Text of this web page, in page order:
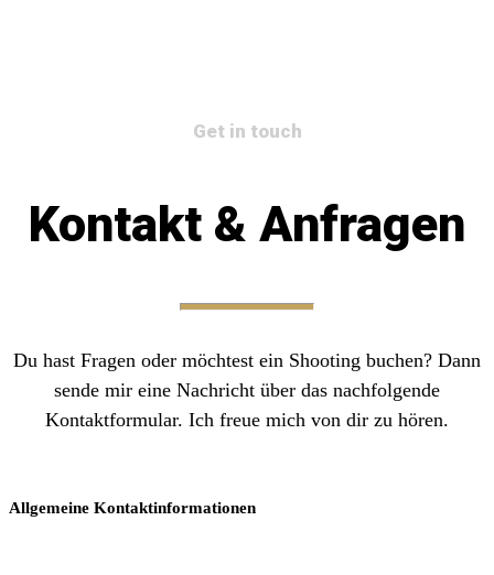
Get in touch
Kontakt & Anfragen
Du hast Fragen oder möchtest ein Shooting buchen? Dann
sende mir eine Nachricht über das nachfolgende
Kontaktformular. Ich freue mich von dir zu hören.
Allgemeine Kontaktinformationen